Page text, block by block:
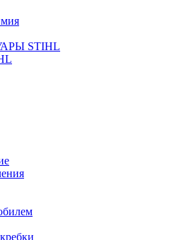
STIHL